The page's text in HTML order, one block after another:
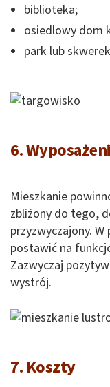
biblioteka;
osiedlowy dom
park lub
6.
Mieszkanie
zbliżony do tego,
przyzwyczajony.
postawić na
Zazwyczaj
wystrój.
7. Koszty